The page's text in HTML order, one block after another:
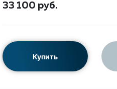
33 100 руб.
Купить